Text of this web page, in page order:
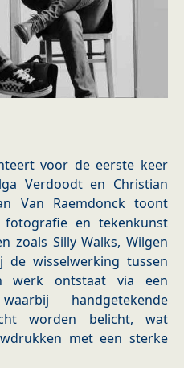
voor de eerste keer
Verdoodt en Christian
Van Raemdonck toont
en tekenkunst
zoals Silly Walks, Wilgen
de wisselwerking tussen
werk ontstaat via een
handgetekende
worden belicht, wat
met een sterke